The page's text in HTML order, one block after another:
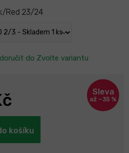
do Zvolte variantu
Red 23/24
až –35 %
košíku